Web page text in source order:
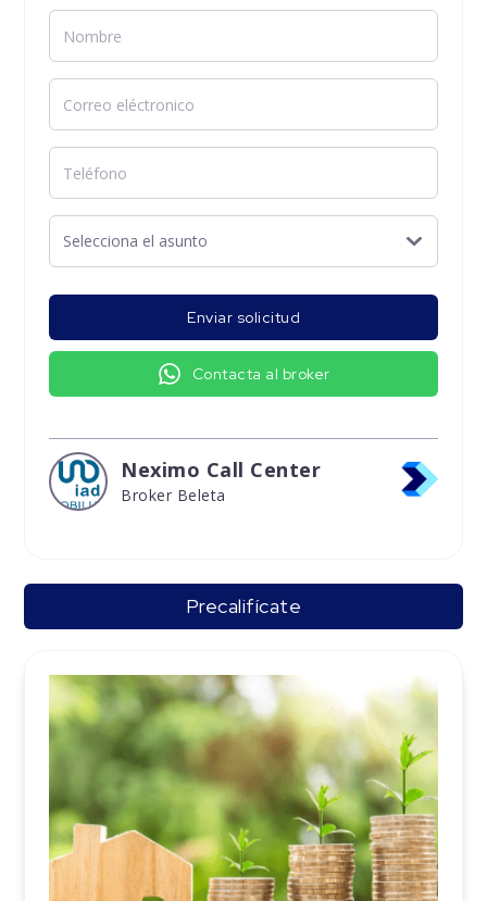
Enviar solicitud
Contacta al broker
Neximo Call Center
Broker Beleta
Precalifícate